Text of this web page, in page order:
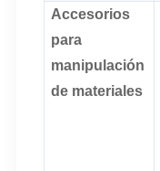
Accesorios
para
manipulación
de materiales